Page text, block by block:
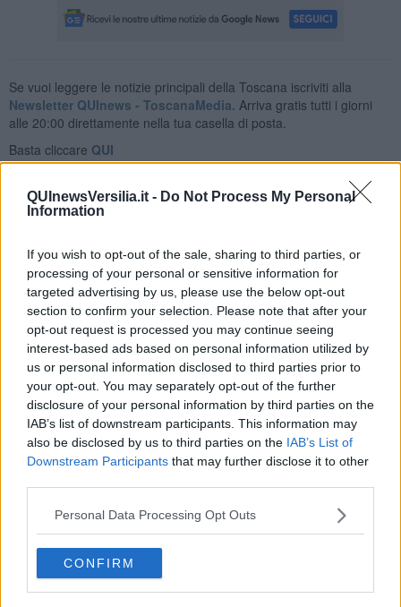
QUInewsVersilia.it - Do Not Process My Personal
Information
If you wish to opt-out of the sale, sharing to third parties, or
processing of your personal or sensitive information for
targeted advertising by us, please use the below opt-out
section to confirm your selection. Please note that after your
opt-out request is processed you may continue seeing
interest-based ads based on personal information utilized by
us or personal information disclosed to third parties prior to
your opt-out. You may separately opt-out of the further
disclosure of your personal information by third parties on the
IAB’s list of downstream participants. This information may
also be disclosed by us to third parties on the IAB’s List of
Downstream Participants that may further disclose it to other
Personal Data Processing Opt Outs
CONFIRM
Se vuoi leggere le notizie principali della Toscana iscriviti alla
Newsletter QUInews - ToscanaMedia. Arriva gratis tutti i giorni
alle 20:00 direttamente nella tua casella di posta.
Basta cliccare QUI
Articoli dal Blog “Disincantato” di Adolfo Santoro
​Linee guida per organizzare il civismo della complessità
​Il ripristino della natura secondo la legge e l’impegno dei
Cittadini
Il nesso tra cambiamenti climatici e salute umana
Tutti morimmo a stento (3)
Tutti morimmo a stento (2)
​Tutti morimmo a stento (1)
IL CORRIDOIO BLU il resoconto del convegno
Un manuale essenziale per seguire il CORRIDOIO BLU
Il corridoio blu
​Il cronoprogramma ottimale verso il full electric sui traghetti
​I costi dell’adeguamento al cold ironing
Alcune domande da esordiente agli esperti che decidono le
sorti dell’Elba
Verso il full electric a gestione pubblica dei traghetti​
​La Scienza dei Cittadini e i Cittadini per l’Aria
​Le furbate elettorali della Meloni e la testardaggine
dell’opposizione
​Date loro l’Oscar al posto del Nobel per la Pace